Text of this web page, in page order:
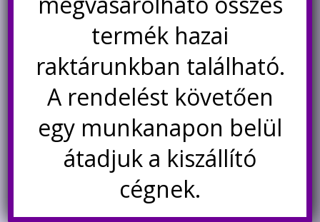
Izgalmas 30W-os digitális
erősítő panel TDA8932-vel
XH-A232 pici D osztályú végfok
modul, 2 x 15W
Értékelés:
5.00
1.190 Ft
Kosárba teszem
termék hazai
raktárunkban található.
A rendelést követően
egy munkanapon belül
átadjuk a kiszállító
cégnek.